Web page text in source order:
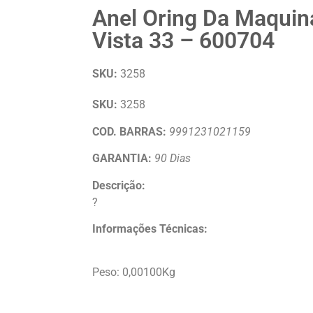
Anel Oring Da
Vista 33 – 600704
SKU: 3258
SKU: 3258
COD. BARRAS: 9991231021159
GARANTIA: 90 Dias
Descrição:
?
Informações Técnicas:
Peso: 0,00100Kg